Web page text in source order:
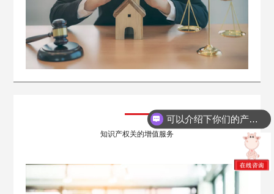
知识产权关的增值服务
你们是怎么收费的呢？